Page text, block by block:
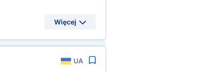
Więcej
UA